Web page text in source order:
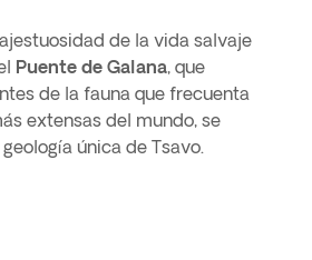
de la vida salvaje
Puente de Galana, que
de la fauna que frecuenta
extensas del mundo, se
única de Tsavo.